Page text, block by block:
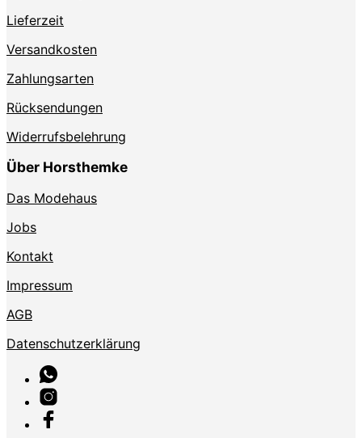
Lieferzeit
Versandkosten
Zahlungsarten
Rücksendungen
Widerrufsbelehrung
Über Horsthemke
Das Modehaus
Jobs
Kontakt
Impressum
AGB
Datenschutzerklärung